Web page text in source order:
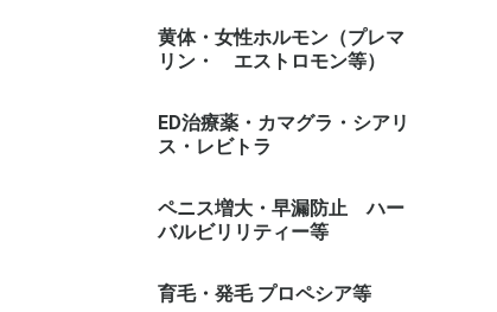
ゼニカル系
黄体・女性ホルモン（プレマ
リン・ エストロモン等）
ED治療薬・カマグラ・シアリ
ス・レビトラ
カマグラ 系(シルデナフィル)
シアリス 系(タダラフィル)
レビトラ 系(バルデナフィル)
その他
ペニス増大・早漏防止 ハー
バルビリリティー等
早漏防止スプレー
育毛・発毛 プロペシア等